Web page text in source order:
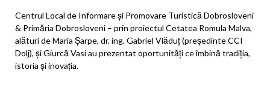
Centrul Local de Informare și Promovare Turistică Dobrosloveni
& Primăria Dobrosloveni – prin proiectul Cetatea Romula Malva,
alături de Maria Șarpe, dr. ing. Gabriel Vlăduț (președinte CCI
Dolj), și Giurcă Vasi au prezentat oportunități ce îmbină tradiția,
istoria și inovația.